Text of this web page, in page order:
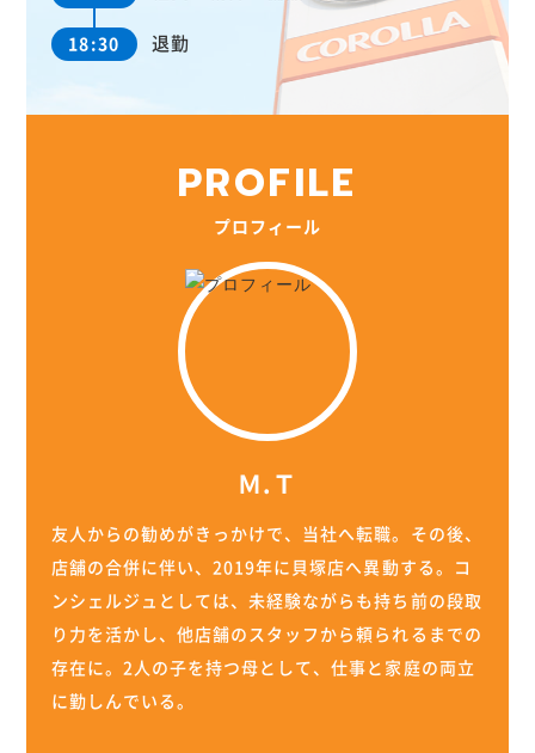
18:30 退勤
PROFILE
プロフィール
Ｍ.Ｔ
友人からの勧めがきっかけで、当社へ転職。その後、
店舗の合併に伴い、2019年に貝塚店へ異動する。コ
ンシェルジュとしては、未経験ながらも持ち前の段取
り力を活かし、他店舗のスタッフから頼られるまでの
存在に。2人の子を持つ母として、仕事と家庭の両立
に勤しんでいる。